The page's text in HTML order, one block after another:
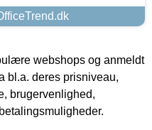
webshops og anmeldt
bl.a. deres prisniveau,
brugervenlighed,